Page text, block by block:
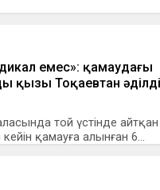
емес»: қамаудағы
қызы Тоқаевтан
той үстінде айтқан
қамауға алынған 6...